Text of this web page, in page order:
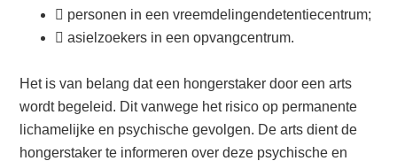
 personen in een vreemdelingendetentiecentrum;
 asielzoekers in een opvangcentrum.
Het is van belang dat een hongerstaker door een arts
wordt begeleid. Dit vanwege het risico op permanente
lichamelijke en psychische gevolgen. De arts dient de
hongerstaker te informeren over deze psychische en